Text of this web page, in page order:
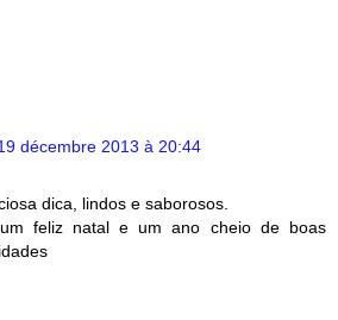
décembre 2013 à 20:44
dica, lindos e saborosos.
feliz natal e um ano cheio de boas